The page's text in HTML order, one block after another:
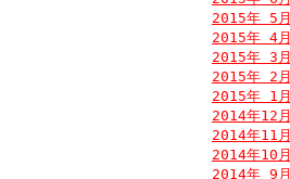
2015年 5月
2015年 4月
2015年 3月
2015年 2月
2015年 1月
2014年12月
2014年11月
2014年10月
2014年 9月